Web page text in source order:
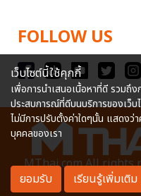
FOLLOW US
MThai.com All rights
อิเล็กทรอนิ
เว็บไซต์นี้ใช้คุกกี้
เพื่อการนำเสนอเนื้อหาที่ดี รวมถึ
ประสบการณ์ที่ดีบนบริการของเว็บ
ไม่มีการปรับตั้งค่าใดๆนั้น แสดงว่
บุคคลของเรา
ยอมรับ เรียนรู้เพิ่มเติม